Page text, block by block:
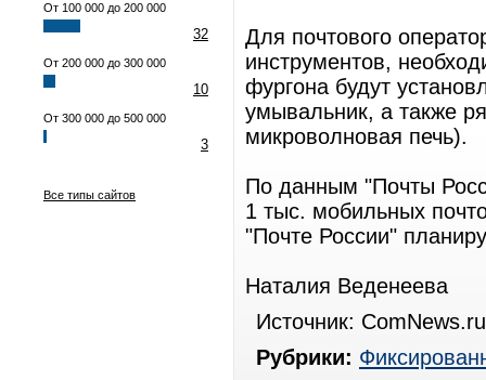
От 100 000 до 200 000
32
От 200 000 до 300 000
10
От 300 000 до 500 000
3
Все типы сайтов
Для почтового
инструментов,
фургона будут
умывальник, а также
микроволновая печь).
По данным "Почты
1 тыс. мобильных
"Почте России"
Наталия Веденеева
Источник:
Рубрики: